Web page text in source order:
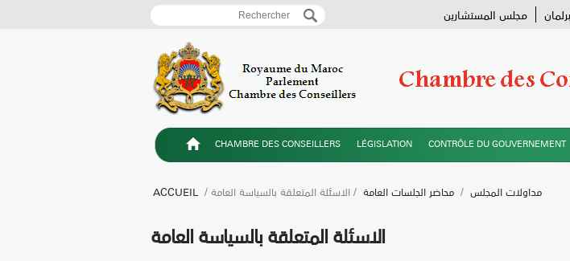
Formulaire de recherche
Rechercher مجلس المستشارين
CHAMBRE DES CONSEILLERS LÉGISLATION CONTRÔLE DU GOUVERNEMENT
ACCUEIL / مداولات المجلس / محاضر الجلسات العامة / الاسئلة المتعلقة بالسياسة العامة
الاسئلة المتعلقة بالسياسة العامة